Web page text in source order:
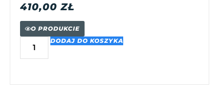
410,00ZŁ
O PRODUKCIE
DODAJ DO KOSZYKA